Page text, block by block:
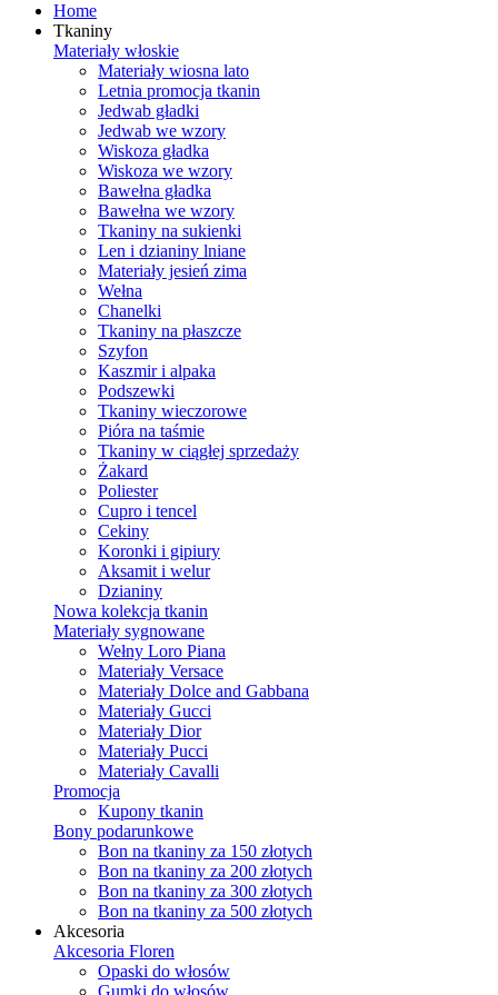
Home
Tkaniny
Materiały włoskie
Materiały wiosna lato
Letnia promocja tkanin
Jedwab gładki
Jedwab we wzory
Wiskoza gładka
Wiskoza we wzory
Bawełna gładka
Bawełna we wzory
Tkaniny na sukienki
Len i dzianiny lniane
Materiały jesień zima
Wełna
Chanelki
Tkaniny na płaszcze
Szyfon
Kaszmir i alpaka
Podszewki
Tkaniny wieczorowe
Pióra na taśmie
Tkaniny w ciągłej sprzedaży
Żakard
Poliester
Cupro i tencel
Cekiny
Koronki i gipiury
Aksamit i welur
Dzianiny
Nowa kolekcja tkanin
Materiały sygnowane
Wełny Loro Piana
Materiały Versace
Materiały Dolce and Gabbana
Materiały Gucci
Materiały Dior
Materiały Pucci
Materiały Cavalli
Promocja
Kupony tkanin
Bony podarunkowe
Bon na tkaniny za 150 złotych
Bon na tkaniny za 200 złotych
Bon na tkaniny za 300 złotych
Bon na tkaniny za 500 złotych
Akcesoria
Akcesoria Floren
Opaski do włosów
Gumki do włosów